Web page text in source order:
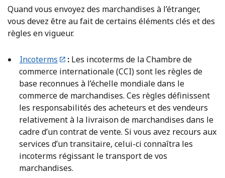
Quand vous envoyez des marchandises à l’étranger,
vous devez être au fait de certains éléments clés et des
règles en vigueur.
Incoterms : Les incoterms de la Chambre de
commerce internationale (CCI) sont les règles de
base reconnues à l’échelle mondiale dans le
commerce de marchandises. Ces règles définissent
les responsabilités des acheteurs et des vendeurs
relativement à la livraison de marchandises dans le
cadre d’un contrat de vente. Si vous avez recours aux
services d’un transitaire, celui-ci connaîtra les
incoterms régissant le transport de vos
marchandises.